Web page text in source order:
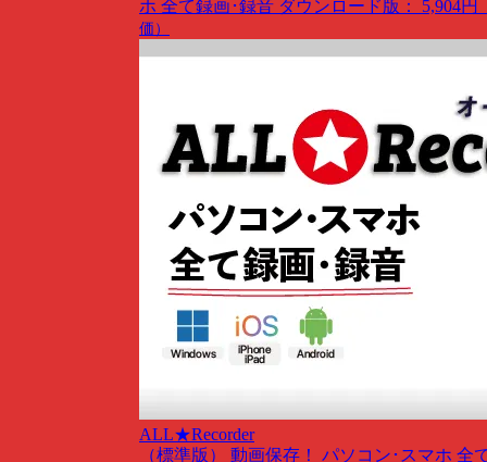
ホ 全て録画･録音 ダウンロード版： 5,904円
価）
ALL★Recorder
（標準版） 動画保存！ パソコン･スマホ 全